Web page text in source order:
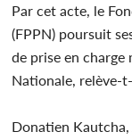
Par cet acte, le
(FPPN) poursuit
de prise en charge
Nationale, relève-t-
Donatien